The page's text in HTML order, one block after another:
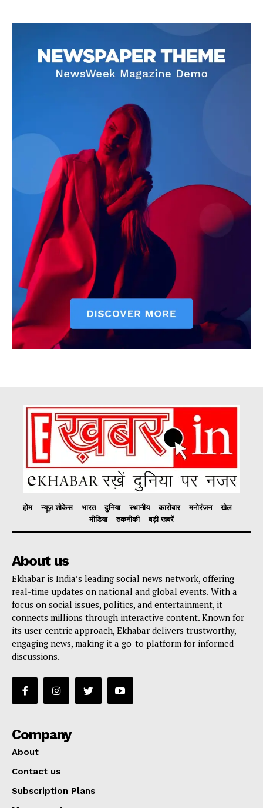
Contact us
Subscription Plans
My account
होम न्यूज़ शोकेस भारत दुनिया स्थानीय कारोबार मनोरंजन
खेल
मीडिया
तकनीकी बड़ी खबरें
About us
Ekhabar is India’s leading social news network, offering
real-time updates on national and global events. With a
focus on social issues, politics, and entertainment, it
connects millions through interactive content. Known for
its user-centric approach, Ekhabar delivers trustworthy,
engaging news, making it a go-to platform for informed
discussions.
Company
About
Contact us
Subscription Plans